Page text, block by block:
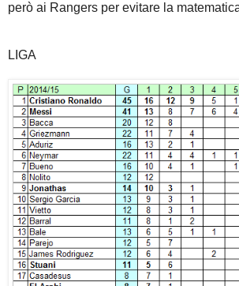
però ai Rangers per evitare la
LIGA